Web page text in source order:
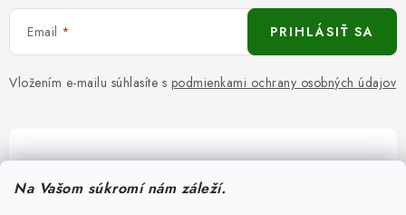
Na Vašom súkromí nám záleží.
Email
Vložením e-mailu súhlasíte s podmienkami ochrany osobných údajov
PRIHLÁSIŤ SA
Pomôžeme vám s výberom
Potrebujete s niečím poradiť? Sme tu pre vás!